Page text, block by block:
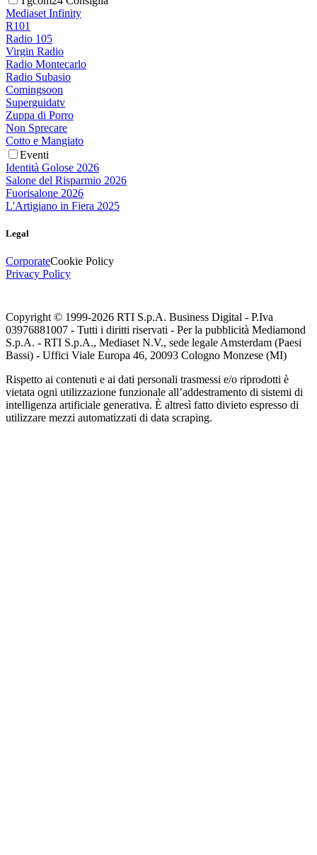
Mediaset Infinity
R101
Radio 105
Virgin Radio
Radio Montecarlo
Radio Subasio
Comingsoon
Superguidatv
Zuppa di Porro
Non Sprecare
Cotto e Mangiato
Eventi
Identità Golose 2026
Salone del Risparmio 2026
Fuorisalone 2026
L'Artigiano in Fiera 2025
Legal
CorporateCookie Policy
Privacy Policy
Copyright © 1999-2026 RTI S.p.A. Business Digital - P.Iva
03976881007 - Tutti i diritti riservati - Per la pubblicità Mediamond
S.p.A. - RTI S.p.A., Mediaset N.V., sede legale Amsterdam (Paesi
Bassi) - Uffici Viale Europa 46, 20093 Cologno Monzese (MI)
Rispetto ai contenuti e ai dati personali trasmessi e/o riprodotti è
vietata ogni utilizzazione funzionale all’addestramento di sistemi di
intelligenza artificiale generativa. È altresì fatto divieto espresso di
utilizzare mezzi automatizzati di data scraping.